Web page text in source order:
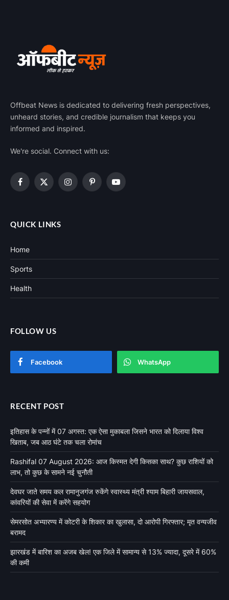
Offbeat News is dedicated to delivering fresh perspectives,
unheard stories, and credible journalism that keeps you
informed and inspired.
We're social. Connect with us:
Facebook
X
InstagramPinterestYouTube
QUICK LINKS
Home
Sports
Health
FOLLOW US
Facebook WhatsApp
RECENT POST
इतिहास के पन्नों में 07 अगस्त: एक ऐसा मुकाबला जिसने भारत को दिलाया विश्व
खिताब, जब आठ घंटे तक चला रोमांच
Rashifal 07 August 2026: आज किस्मत देगी किसका साथ? कुछ राशियों को
लाभ, तो कुछ के सामने नई चुनौती
देवघर जाते समय कल रामानुजगंज रुकेंगे स्वास्थ्य मंत्री श्याम बिहारी जायसवाल,
कांवरियों की सेवा में करेंगे सहयोग
सेमरसोत अभ्यारण्य में कोटरी के शिकार का खुलासा, दो आरोपी गिरफ्तार; मृत वन्यजीव
बरामद
झारखंड में बारिश का अजब खेल! एक जिले में सामान्य से 13% ज्यादा, दूसरे में 60%
की कमी